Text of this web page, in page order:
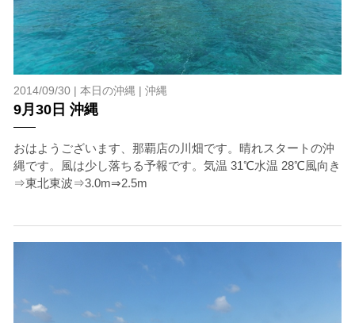
2014/09/30 | 本日の沖縄 | 沖縄
9月30日 沖縄
おはようございます、那覇店の川畑です。晴れスタートの沖
縄です。風は少し落ちる予報です。気温 31℃水温 28℃風向き
⇒東北東波⇒3.0m⇒2.5m